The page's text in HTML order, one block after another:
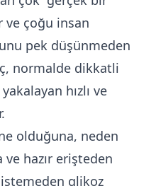
ve çoğu insan
pek düşünmeden
normalde dikkatli
hızlı ve
olduğuna, neden
hazır erişteden
glikoz